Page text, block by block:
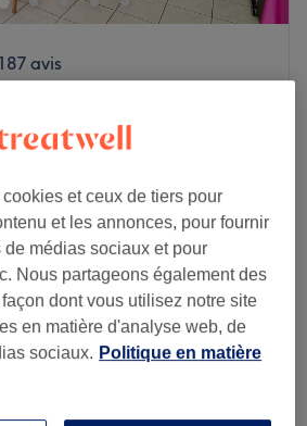
avis
à la cire : Dos
à partir de12 €
à la cire : Maillot échancré
25 €
et ceux de tiers pour
et les annonces, pour fournir
médias sociaux et pour
Nous partageons également des
dont vous utilisez notre site
en matière d'analyse web, de
sociaux. Politique en matière